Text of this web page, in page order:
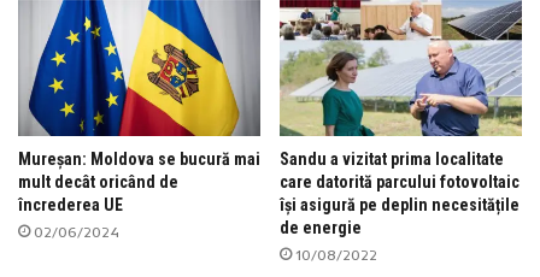
Mureșan: Moldova se bucură mai
mult decât oricând de
încrederea UE
02/06/2024
Sandu a vizitat prima localitate
care datorită parcului fotovoltaic
își asigură pe deplin necesitățile
de energie
10/08/2022